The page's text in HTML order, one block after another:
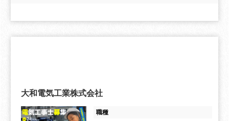
大和電気工業株式会社
職種